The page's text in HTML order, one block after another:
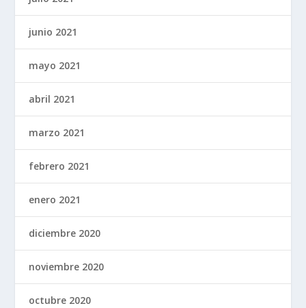
junio 2021
mayo 2021
abril 2021
marzo 2021
febrero 2021
enero 2021
diciembre 2020
noviembre 2020
octubre 2020